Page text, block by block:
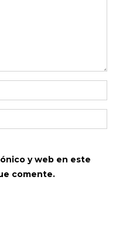
y web en este
comente.